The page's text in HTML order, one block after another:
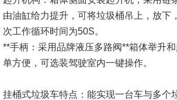
由油缸给力提升，可将垃圾桶吊上，放下
次工作循环时间为50S。
**手柄：采用品牌液压多路阀**箱体举升
单方便，可选装驾驶室内一键操作。
挂桶式垃圾车特点：能实现一台车与多个